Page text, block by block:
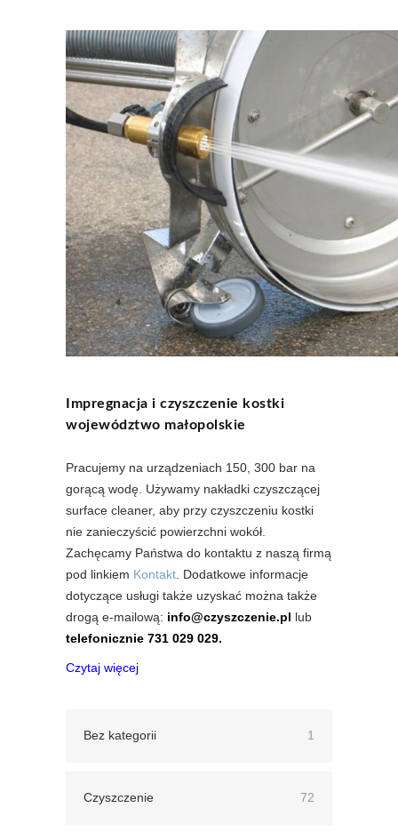
Impregnacja i czyszczenie kostki
województwo małopolskie
Pracujemy na urządzeniach 150, 300 bar na
gorącą wodę. Używamy nakładki czyszczącej
surface cleaner, aby przy czyszczeniu kostki
nie zanieczyścić powierzchni wokół.
Zachęcamy Państwa do kontaktu z naszą firmą
pod linkiem Kontakt. Dodatkowe informacje
dotyczące usługi także uzyskać można także
drogą e-mailową: info@czyszczenie.pl lub
telefonicznie 731 029 029.
Czytaj więcej
Bez kategorii 1
Czyszczenie 72